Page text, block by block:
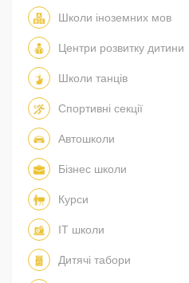
Школи іноземних мов
Центри розвитку дитини
Школи танців
Спортивні секції
Автошколи
Бізнес школи
Курси
IT школи
Дитячі табори